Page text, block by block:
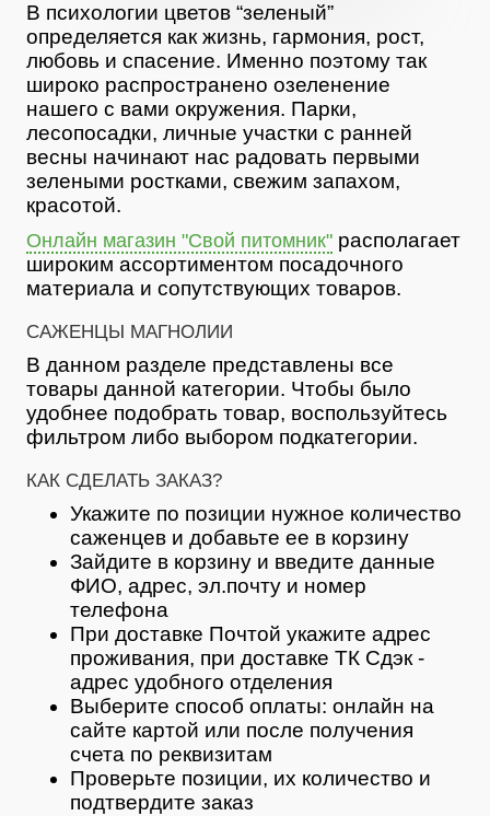
В психологии цветов “зеленый”
определяется как жизнь, гармония, рост,
любовь и спасение. Именно поэтому так
широко распространено озеленение
нашего с вами окружения. Парки,
лесопосадки, личные участки с ранней
весны начинают нас радовать первыми
зелеными ростками, свежим запахом,
красотой.
Онлайн магазин "Свой питомник" располагает
широким ассортиментом посадочного
материала и сопутствующих товаров.
САЖЕНЦЫ МАГНОЛИИ
В данном разделе представлены все
товары данной категории. Чтобы было
удобнее подобрать товар, воспользуйтесь
фильтром либо выбором подкатегории.
КАК СДЕЛАТЬ ЗАКАЗ?
Укажите по позиции нужное количество
саженцев и добавьте ее в корзину
Зайдите в корзину и введите данные
ФИО, адрес, эл.почту и номер
телефона
При доставке Почтой укажите адрес
проживания, при доставке ТК Сдэк -
адрес удобного отделения
Выберите способ оплаты: онлайн на
сайте картой или после получения
счета по реквизитам
Проверьте позиции, их количество и
подтвердите заказ